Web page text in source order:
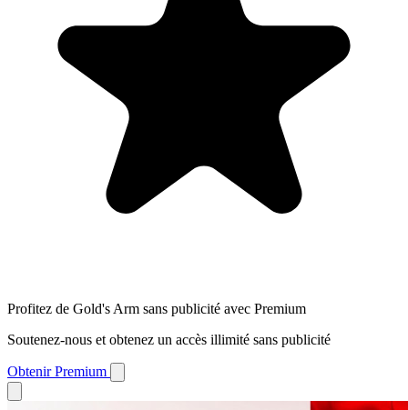
Profitez de Gold's Arm sans publicité avec Premium
Soutenez-nous et obtenez un accès illimité sans publicité
Obtenir Premium